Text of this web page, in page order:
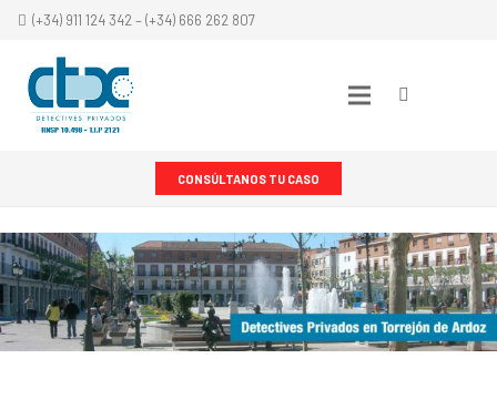
(+34) 911 124 342 – (+34) 666 262 807
CONSÚLTANOS TU CASO